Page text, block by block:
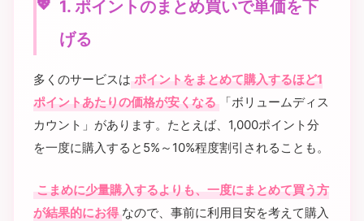
1. ポイントのまとめ買いで単価を下
げる
多くのサービスは ポイントをまとめて購入するほど1
ポイントあたりの価格が安くなる
「ボリュームディス
カウント」があります。たとえば、1,000ポイント分
を一度に購入すると5%～10%程度割引されることも。
こまめに少量購入するよりも、一度にまとめて買う方
が結果的にお得 なので、事前に利用目安を考えて購入